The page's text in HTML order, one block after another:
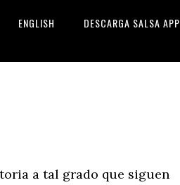
ENGLISH DESCARGA SALSA APP
a tal grado que siguen